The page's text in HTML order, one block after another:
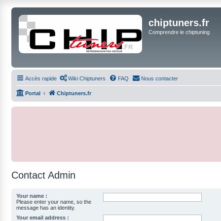
chiptuners.fr
Comprendre le chiptuning
Accès rapide Wiki Chiptuners FAQ Nous contacter
Portal Chiptuners.fr
Contact Admin
Your name :
Please enter your name, so the
message has an identity.
Your email address :